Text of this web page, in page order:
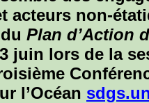
acteurs non-
Plan d’Action
juin lors de la
l’Océan